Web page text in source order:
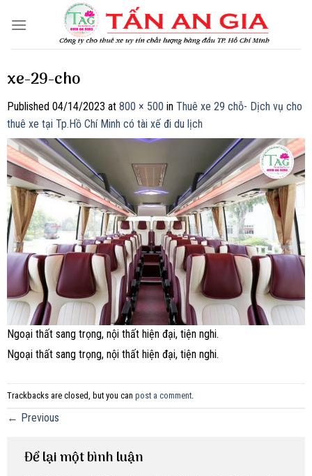
xe-29-cho
Published 04/14/2023 at 800 × 500 in Thuê xe 29 chỗ- Dịch vụ cho
thuê xe tại Tp.Hồ Chí Minh có tài xế đi du lịch
Ngoại thất sang trọng, nội thất hiện đại, tiện nghi.
Ngoại thất sang trọng, nội thất hiện đại, tiện nghi.
Trackbacks are closed, but you can post a comment
← Previous
Để lại một bình luận